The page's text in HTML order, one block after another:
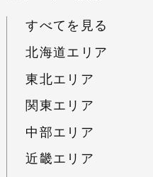
すべてを見る
北海道エリア
東北エリア
関東エリア
中部エリア
近畿エリア